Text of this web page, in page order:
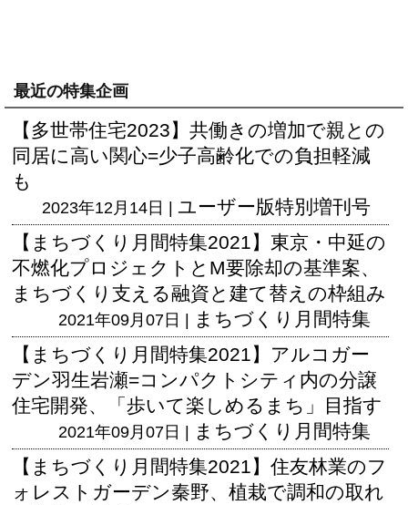
最近の特集企画
【多世帯住宅2023】共働きの増加で親との
同居に高い関心=少子高齢化での負担軽減
も
2023年12月14日 | ユーザー版特別増刊号
【まちづくり月間特集2021】東京・中延の
不燃化プロジェクトとM要除却の基準案、
まちづくり支える融資と建て替えの枠組み
2021年09月07日 | まちづくり月間特集
【まちづくり月間特集2021】アルコガー
デン羽生岩瀬=コンパクトシティ内の分譲
住宅開発、「歩いて楽しめるまち」目指す
2021年09月07日 | まちづくり月間特集
【まちづくり月間特集2021】住友林業のフ
ォレストガーデン秦野、植栽で調和の取れ